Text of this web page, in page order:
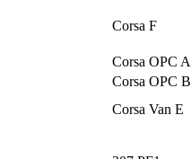
Corsa F
Corsa OPC A
Corsa OPC B
Corsa Van E